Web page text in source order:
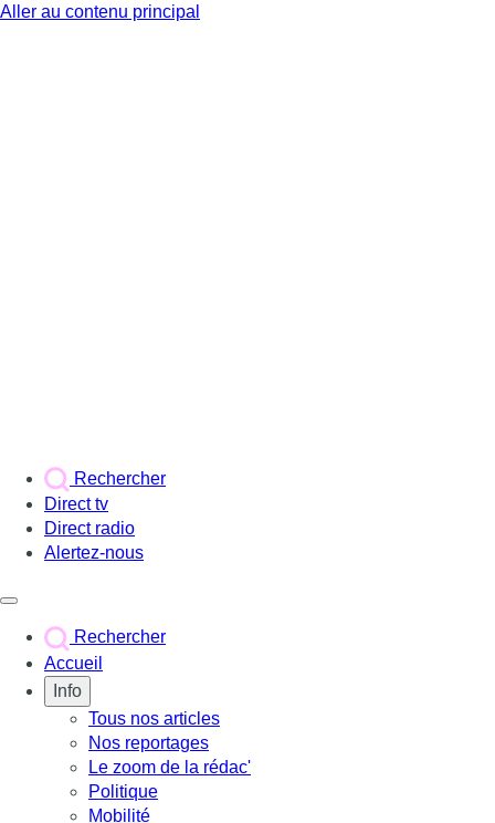
Aller au contenu principal
Rechercher
Direct tv
Direct radio
Alertez-nous
Rechercher
Accueil
Info
Tous nos articles
Nos reportages
Le zoom de la rédac'
Politique
Mobilité